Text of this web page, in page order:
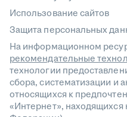
Использование сайтов
Защита персональных
На информационном
рекомендательные
технологии
сбора, систематизации и
относящихся к
«Интернет», находящихся